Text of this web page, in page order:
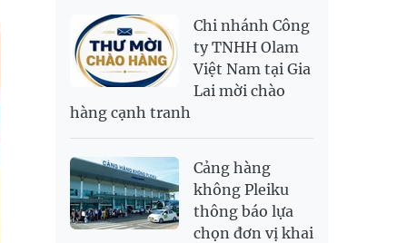
NOK
RUB
307.79
340.71
SAR
6,944.19
7,243.07
2,709.1
2,823.98
SGD
19,929.2
USD
26,010 26,040 26,420
PNJ 138,500,000142,500,000
Chi nhánh Công
ty TNHH Olam
Việt Nam tại Gia
Lai mời chào
hàng cạnh tranh
Cảng hàng
không Pleiku
thông báo lựa
chọn đơn vị khai